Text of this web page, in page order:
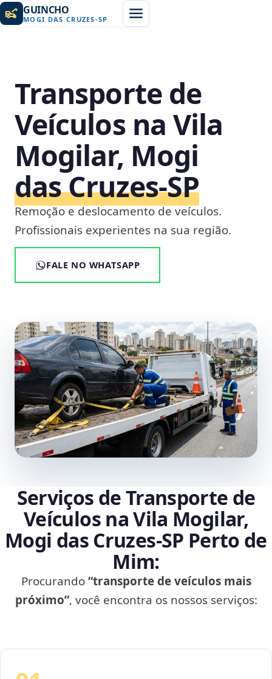
GUINCHO
MOGI DAS CRUZES-SP
Transporte de
Veículos na Vila
Mogilar, Mogi
das Cruzes‑SP
Remoção e deslocamento de veículos.
Profissionais experientes na sua região.
FALE NO WHATSAPP
Serviços de Transporte de
Veículos na Vila Mogilar,
Mogi das Cruzes‑SP Perto de
Mim:
Procurando“transporte de veículos mais
próximo”, você encontra os nossos serviços: